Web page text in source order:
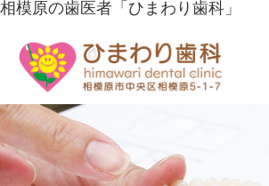
相模原の歯医者「ひまわり歯科」